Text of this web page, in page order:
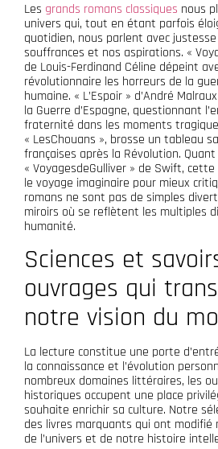
Les grands romans classiques nous
univers qui, tout en étant parfois
quotidien, nous parlent avec
souffrances et nos aspirations. «
de Louis-Ferdinand Céline dépeint
révolutionnaire les horreurs de la
humaine. « L’Espoir » d’André
la Guerre d’Espagne, questionnant
fraternité dans les moments
« LesChouans », brosse un tableau
françaises après la Révolution. Quant
« VoyagesdeGulliver » de Swift,
le voyage imaginaire pour mieux
romans ne sont pas de simples
miroirs où se reflètent les multiples
humanité.
Sciences et
ouvrages qui
notre vision du
La lecture constitue une porte
la connaissance et l’évolution
nombreux domaines littéraires, les
historiques occupent une place
souhaite enrichir sa culture. Notre
des livres marquants qui ont modifié
de l’univers et de notre histoire